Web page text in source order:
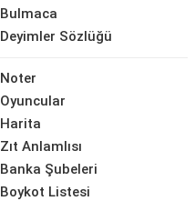
Bulmaca
Deyimler Sözlüğü
Noter
Oyuncular
Harita
Zıt Anlamlısı
Banka Şubeleri
Boykot Listesi